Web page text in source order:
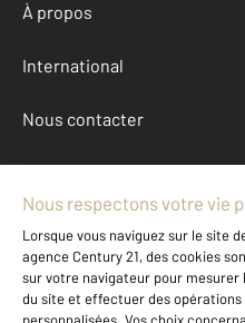
À propos
International
Nous contacter
Mentions légales &
Données